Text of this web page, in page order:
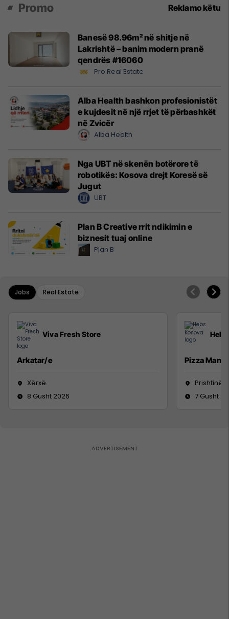
Promo Reklamo këtu
Banesë 98.96m² në shitje në
Lakrishtë – banim modern pranë
qendrës #16060
Pro Real Estate
Alba Health bashkon profesionistët
e kujdesit në një rrjet të përbashkët
në Zvicër
Alba Health
Nga UBT në skenën botërore të
robotikës: Kosova drejt Koresë së
Jugut
UBT
Plan B Creative rrit ndikimin e
biznesit tuaj online
Plan B
Jobs Real Estate
Viva Fresh Store
Arkatar/e
Xërxë
8 Gusht 2026
Pizza Man
Prishtinë
7 Gusht